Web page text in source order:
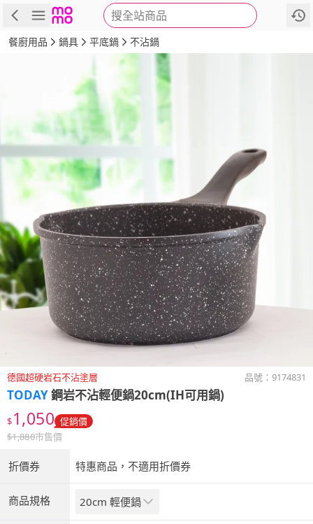
搜全站商品
商品 評價 詳情
餐廚用品 鍋具 平底鍋 不沾鍋
德國超硬岩石不沾塗層 品號： 9174831
TODAY鋼岩不沾輕便鍋20cm(IH可用鍋)
$1,050 促銷價
$1,880市售價
折價券 特惠商品，不適用折價券
商品規格 20cm 輕便鍋